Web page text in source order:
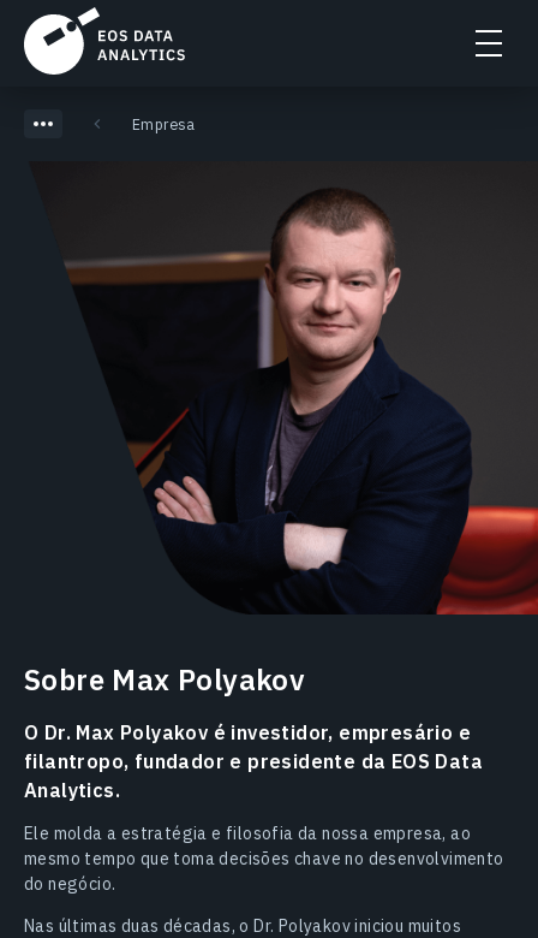
Empresa
Sobre Max Polyakov
O Dr. Max Polyakov é investidor, empresário e
filantropo, fundador e presidente da EOS Data
Analytics.
Ele molda a estratégia e filosofia da nossa empresa, ao
mesmo tempo que toma decisões chave no desenvolvimento
do negócio.
Nas últimas duas décadas, o Dr. Polyakov iniciou muitos